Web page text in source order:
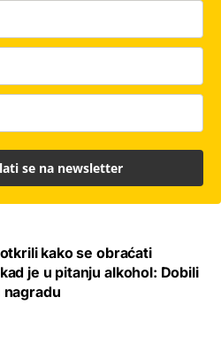
Za jedan nam je potvrđeno
kako se obraćati
je u pitanju alkohol: Dobili
nagradu
se na newsletter